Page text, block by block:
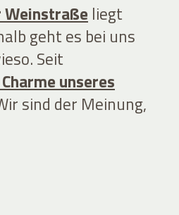
Weinstraße liegt
geht es bei uns
Seit
unseres
sind der Meinung,